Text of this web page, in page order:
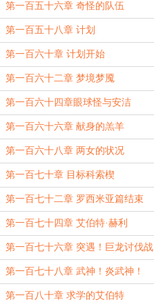
第一百五十六章 奇怪的队伍
第一百五十八章 计划
第一百六十章 计划开始
第一百六十二章 梦境梦魇
第一百六十四章眼球怪与安洁
第一百六十六章 献身的羔羊
第一百六十八章 两女的状况
第一百七十章 目标科索楔
第一百七十二章 罗西米亚篇结束
第一百七十四章 艾伯特·赫利
第一百七十六章 突遇！巨龙讨伐战
第一百七十八章 武神！炎武神！
第一百八十章 求学的艾伯特